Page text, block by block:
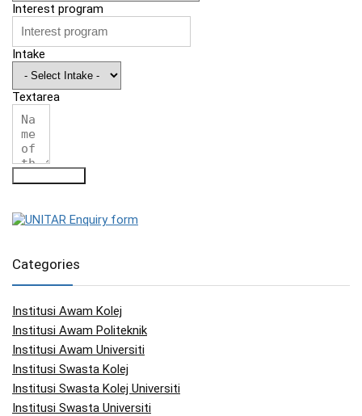
Interest program
Intake
Textarea
Categories
Institusi Awam Kolej
Institusi Awam Politeknik
Institusi Awam Universiti
Institusi Swasta Kolej
Institusi Swasta Kolej Universiti
Institusi Swasta Universiti